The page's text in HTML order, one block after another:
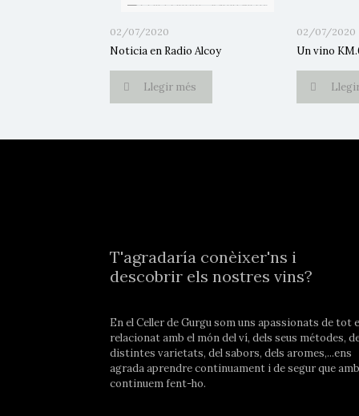
02/07/2020
Noticia en Radio Alcoy
Llegir més
02/07/2020
Un vino
T'agradaría conèixer'ns i
descobrir els nostres vins?
En el Celler de Gurgu som uns apassionats de tot
relacionat amb el món del ví, dels seus métodes,
distintes varietats, del sabors, dels aromes,...ens
agrada aprendre continuament i de segur que
continuem fent-ho.